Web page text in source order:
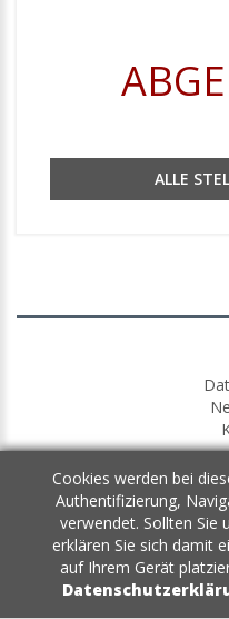
ALLE
Cookies werden bei
Authentifizierung,
verwendet. Sollten Sie
erklären Sie sich damit
auf Ihrem Gerät